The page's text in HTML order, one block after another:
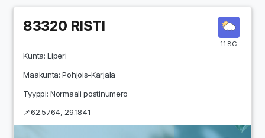
11.8C
83320 RISTI
Kunta:Liperi
Maakunta:Pohjois-Karjala
Tyyppi: Normaali postinumero
📌62.5764,29.1841